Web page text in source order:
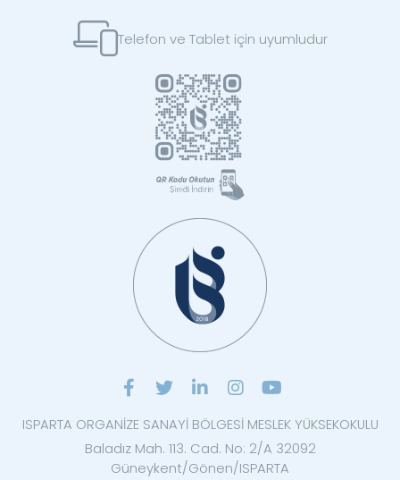
Telefon ve Tablet için uyumludur
ISPARTA ORGANİZE SANAYİ BÖLGESİ MESLEK YÜKSEKOKULU
Baladız Mah. 113. Cad. No: 2/A 32092
Güneykent/Gönen/ISPARTA